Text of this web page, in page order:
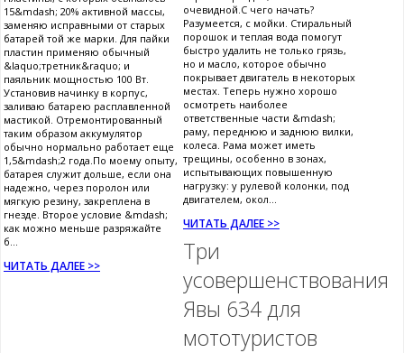
15&mdash; 20% активной массы,
заменяю исправными от старых
батарей той же марки. Для пайки
пластин применяю обычный
&laquo;третник&raquo; и
паяльник мощностью 100 Вт.
Установив начинку в корпус,
заливаю батарею расплавленной
мастикой. Отремонтированный
таким образом аккумулятор
обычно нормально работает еще
1,5&mdash;2 года.По моему опыту,
батарея служит дольше, если она
надежно, через поролон или
мягкую резину, закреплена в
гнезде. Второе условие &mdash;
как можно меньше разряжайте
б...
ЧИТАТЬ ДАЛЕЕ >>
очевидной.С чего начать?
Разумеется, с мойки. Стиральный
порошок и теплая вода помогут
быстро удалить не только грязь,
но и масло, которое обычно
покрывает двигатель в некоторых
местах. Теперь нужно хорошо
осмотреть наиболее
ответственные части &mdash;
раму, переднюю и заднюю вилки,
колеса. Рама может иметь
трещины, особенно в зонах,
испытывающих повышенную
нагрузку: у рулевой колонки, под
двигателем, окол...
ЧИТАТЬ ДАЛЕЕ >>
Три
усовершенствования
Явы 634 для
мототуристов